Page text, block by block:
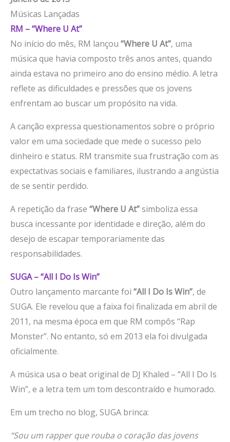
Músicas Lançadas
RM – “Where U At”
No início do mês, RM lançou “Where U At”, uma
música que havia composto três anos antes, quando
ainda estava no primeiro ano do ensino médio. A letra
reflete as dificuldades e pressões que os jovens
enfrentam ao buscar um propósito na vida.
A canção expressa questionamentos sobre o próprio
valor em uma sociedade que mede o sucesso pelo
dinheiro e status. RM transmite sua frustração com as
expectativas sociais e familiares, ilustrando a angústia
de se sentir perdido.
A repetição da frase “Where U At”simboliza essa
busca incessante por identidade e direção, além do
desejo de escapar temporariamente das
responsabilidades.
SUGA – “All I Do Is Win”
Outro lançamento marcante foi “All I Do Is Win”, de
SUGA. Ele revelou que a faixa foi finalizada em abril de
2011, na mesma época em que RM compôs “Rap
Monster”. No entanto, só em 2013 ela foi divulgada
oficialmente.
A música usa o beat original de DJ Khaled – “All I Do Is
Win”, e a letra tem um tom descontraído e humorado.
Em um trecho no blog, SUGA brinca:
“Sou um rapper que rouba o coração das jovens